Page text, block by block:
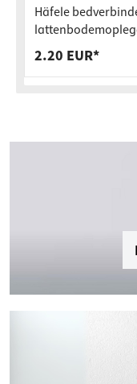
Häfele
2.20 EUR*